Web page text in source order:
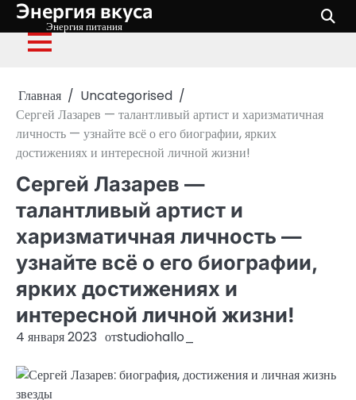
Перейти
содержимому
Энергия вкуса
Энергия питания
Главная
Uncategorised
Сергей Лазарев — талантливый артист и харизматичная
личность — узнайте всё о его биографии, ярких
достижениях и интересной личной жизни!
Сергей Лазарев —
талантливый артист и
харизматичная личность —
узнайте всё о его биографии,
ярких достижениях и
интересной личной жизни!
4 января 2023 отstudiohallo_